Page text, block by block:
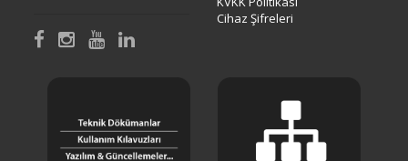
Cihaz Şifreleri